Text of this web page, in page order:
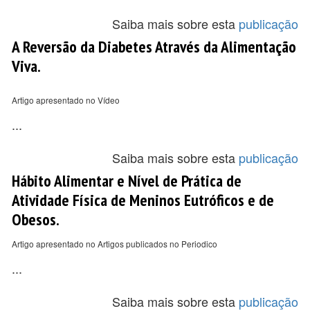
Saiba mais sobre esta publicação
A Reversão da Diabetes Através da Alimentação
Viva.
Artigo apresentado no Vídeo
...
Saiba mais sobre esta publicação
Hábito Alimentar e Nível de Prática de
Atividade Física de Meninos Eutróficos e de
Obesos.
Artigo apresentado no Artigos publicados no Periodico
...
Saiba mais sobre esta publicação